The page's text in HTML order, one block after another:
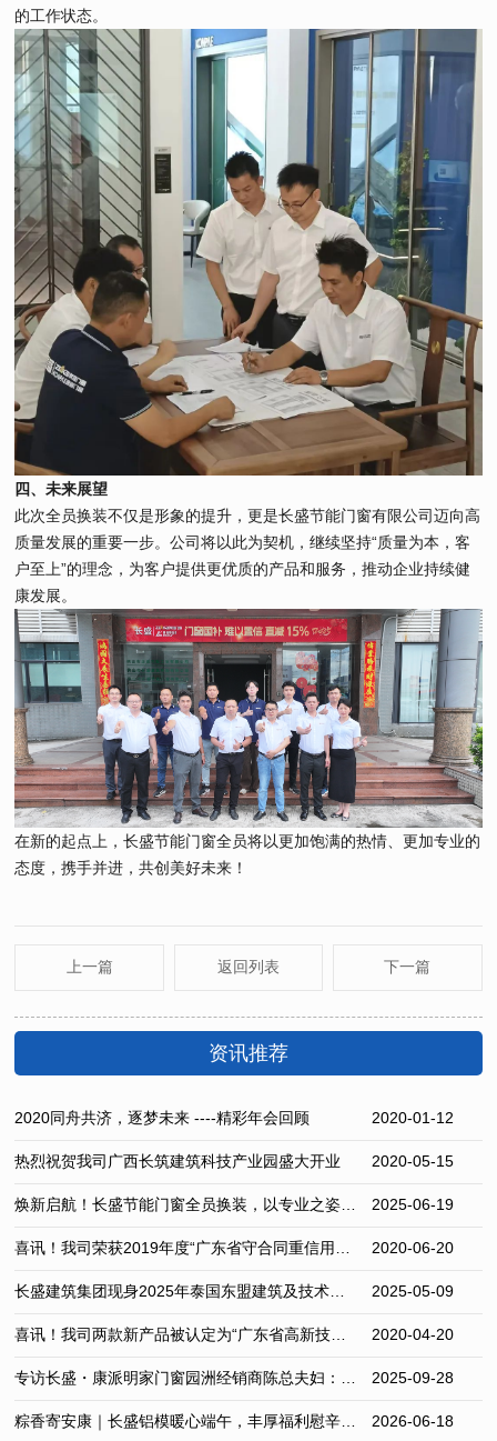
的工作状态。
四、未来展望
此次全员换装不仅是形象的提升，更是长盛节能门窗有限公司迈向高
质量发展的重要一步。公司将以此为契机，继续坚持“质量为本，客
户至上”的理念，为客户提供更优质的产品和服务，推动企业持续健
康发展。
在新的起点上，长盛节能门窗全员将以更加饱满的热情、更加专业的
态度，携手并进，共创美好未来！
上一篇 返回列表 下一篇
资讯推荐
2020同舟共济，逐梦未来 ----精彩年会回顾 2020-01-12
热烈祝贺我司广西长筑建筑科技产业园盛大开业 2020-05-15
焕新启航！长盛节能门窗全员换装，以专业之姿共赴新征程 2025-06-19
喜讯！我司荣获2019年度“广东省守合同重信用企业”荣誉称号 2020-06-20
长盛建筑集团现身2025年泰国东盟建筑及技术博览会（BITEC） 2025-05-09
喜讯！我司两款新产品被认定为“广东省高新技术产品” 2020-04-20
专访长盛・康派明家门窗园洲经销商陈总夫妇：以真诚铸口碑，用细节赢市场 2025-09-28
粽香寄安康｜长盛铝模暖心端午，丰厚福利慰辛劳员工 2026-06-18